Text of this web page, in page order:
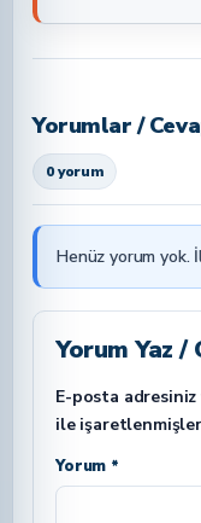
Yorumlar /
0 yorum
Henüz yorum yok.
Yorum Yaz /
E-posta adresiniz
ile
Yorum *